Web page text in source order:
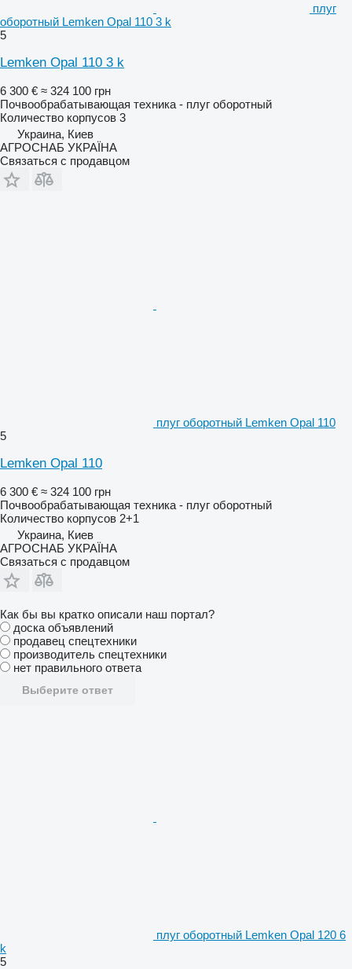
плуг
оборотный Lemken Opal 110 3 k
5
Lemken Opal 110 3 k
6 300 € ≈ 324 100 грн
Почвообрабатывающая техника - плуг оборотный
Количество корпусов 3
Украина, Киев
АГРОСНАБ УКРАЇНА
Связаться с продавцом
плуг оборотный Lemken Opal 110
5
Lemken Opal 110
6 300 € ≈ 324 100 грн
Почвообрабатывающая техника - плуг оборотный
Количество корпусов 2+1
Украина, Киев
АГРОСНАБ УКРАЇНА
Связаться с продавцом
Как бы вы кратко описали наш портал?
доска объявлений
продавец спецтехники
производитель спецтехники
нет правильного ответа
Выберите ответ
плуг оборотный Lemken Opal 120 6
k
5